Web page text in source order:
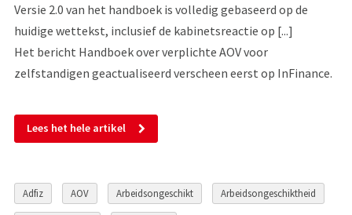
Versie 2.0 van het handboek is volledig gebaseerd op de
huidige wettekst, inclusief de kabinetsreactie op [...]
Het bericht Handboek over verplichte AOV voor
zelfstandigen geactualiseerd verscheen eerst op InFinance.
Lees het hele artikel
Adfiz AOV Arbeidsongeschikt Arbeidsongeschiktheid